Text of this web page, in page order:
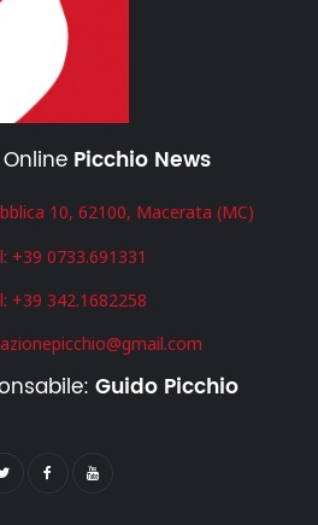
Picchio News
10, 62100, Macerata (MC)
+39 0733.691331
+39 342.1682258
Guido Picchio